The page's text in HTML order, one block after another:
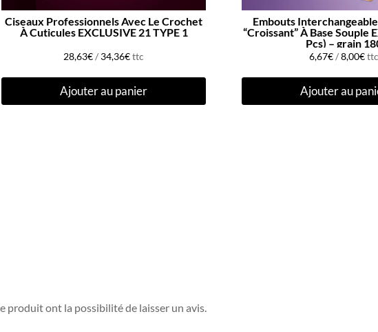
Ciseaux Professionnels Avec Le Crochet
À Cuticules EXCLUSIVE 21 TYPE 1
28,63€/ 34,36€ttc
Ajouter au panier
Embouts
“Croissant” À Base Souple
Pcs) – grain
6,67€/8,00€ttc
Ajouter au
produit ont la possibilité de laisser un avis.